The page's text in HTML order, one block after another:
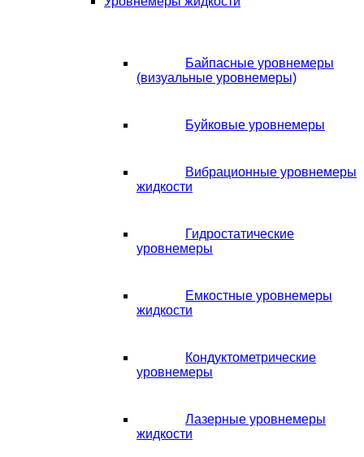
Байпасные уровнемеры
(визуальные уровнемеры)
Буйковые уровнемеры
Вибрационные уровнемеры
жидкости
Гидростатические
уровнемеры
Емкостные уровнемеры
жидкости
Кондуктометрические
уровнемеры
Лазерные уровнемеры
жидкости